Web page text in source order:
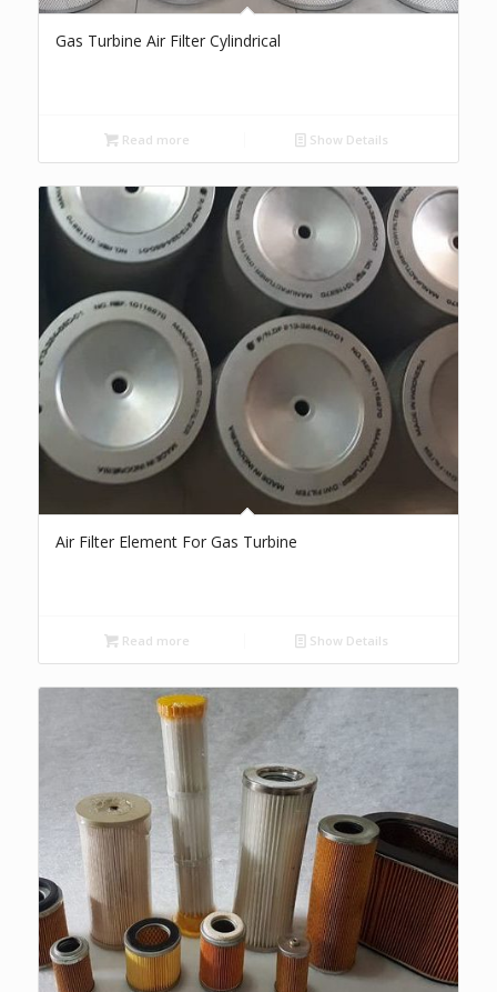
Gas Turbine Air Filter Cylindrical
Read more Show Details
Air Filter Element For Gas Turbine
Read more Show Details